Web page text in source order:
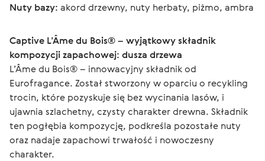
Nuty bazy: akord drzewny, nuty herbaty, piżmo, ambra
Captive L’Âme du Bois® – wyjątkowy składnik
kompozycji zapachowej: dusza drzewa
L’Âme du Bois® – innowacyjny składnik od
Eurofragance. Został stworzony w oparciu o recykling
trocin, które pozyskuje się bez wycinania lasów, i
ujawnia szlachetny, czysty charakter drewna. Składnik
ten pogłębia kompozycję, podkreśla pozostałe nuty
oraz nadaje zapachowi trwałość i nowoczesny
charakter.